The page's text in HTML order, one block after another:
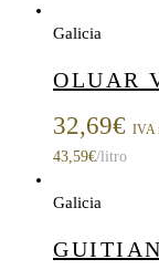
Galicia
OLUAR
32,69€ IVA
43,59€/litro
Galicia